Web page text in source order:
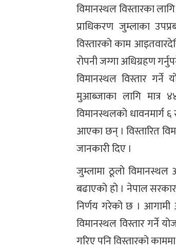
विमानस्थल विस्तारका
प्राधिकरण जुम्लाका
विस्तारको काम
रोपनी जग्गा अधिग्रहण
विमानस्थल विस्तार
मुआब्जाका लागि मात्र
विमानस्थलको
आएका छन् । विस्तारित
जानकारी दिए ।
जुम्लामा ठूलो
बढाएको हो । नेपाल
निर्णय गरेको छ । आगामी
विमानस्थल विस्तार गर्ने
गरिए पनि विस्तारको